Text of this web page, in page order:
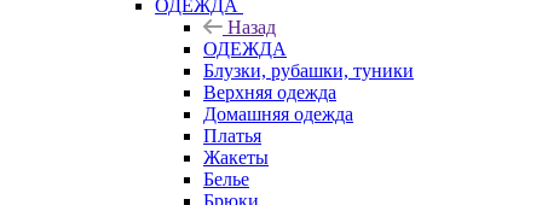
ОДЕЖДА
Назад
ОДЕЖДА
Блузки, рубашки, туники
Верхняя одежда
Домашняя одежда
Платья
Жакеты
Белье
Брюки